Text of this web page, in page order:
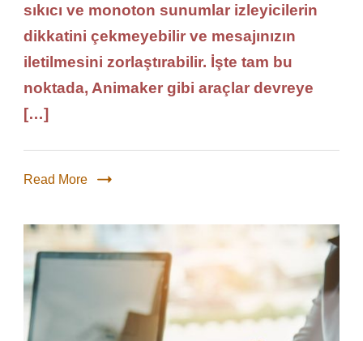
sıkıcı ve monoton sunumlar izleyicilerin
dikkatini çekmeyebilir ve mesajınızın
iletilmesini zorlaştırabilir. İşte tam bu
noktada, Animaker gibi araçlar devreye
[…]
Read More